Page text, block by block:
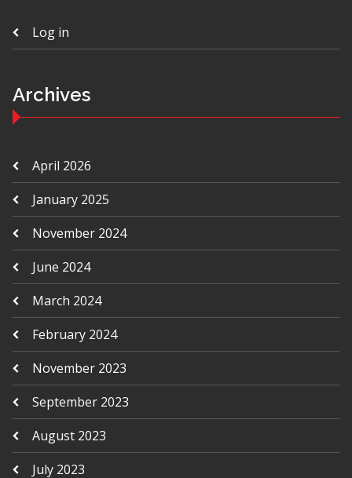
Log in
Archives
April 2026
January 2025
November 2024
June 2024
March 2024
February 2024
November 2023
September 2023
August 2023
July 2023